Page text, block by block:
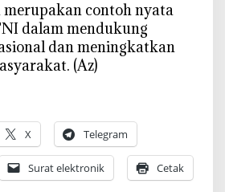
merupakan contoh nyata
dalam mendukung
dan meningkatkan
(Az)
X Telegram
Surat elektronik Cetak